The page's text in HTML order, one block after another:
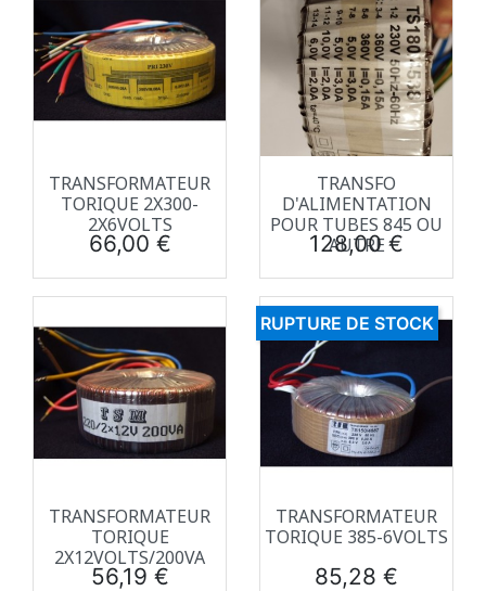
TRANSFORMATEUR
TORIQUE 2X300-
2X6VOLTS
Prix
66,00 €
TRANSFO
D'ALIMENTATION
POUR TUBES 845 OU
AUTRE
Prix
128,00 €
TRANSFORMATEUR
TORIQUE
2X12VOLTS/200VA
Prix
56,19 €
TRANSFORMATEUR
TORIQUE 385-6VOLTS
Prix
85,28 €
RUPTURE DE STOCK